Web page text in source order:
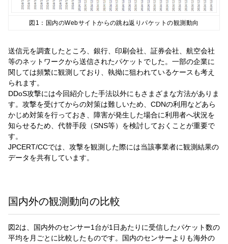
図1：国内のWebサイトからの跳ね返りパケットの観測動向
送信元を調査したところ、銀行、印刷会社、証券会社、航空会社
等のネットワークから送信されたパケットでした。一部の企業に
関しては頻繁に観測しており、執拗に狙われているケースも考え
られます。
DDoS攻撃には今回紹介した手法以外にもさまざまな方法がありま
す。攻撃を受けてからの対策は難しいため、CDNの利用などあら
かじめ対策を行っておき、障害が発生した場合に利用者へ状況を
知らせるため、代替手段（SNS等）を検討しておくことが重要で
す。
JPCERT/CCでは、攻撃を観測した際には当該事業者に観測結果の
データを共有しています。
国内外の観測動向の比較
図2は、国内外のセンサー1台が1日あたりに受信したパケット数の
平均を月ごとに比較したものです。国内のセンサーよりも海外の